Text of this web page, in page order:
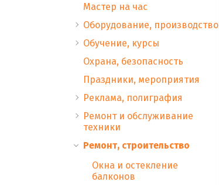
Мастер на час
Оборудование, производство
Обучение, курсы
Охрана, безопасность
Праздники, мероприятия
Реклама, полиграфия
Ремонт и обслуживание
техники
Ремонт, строительство
Окна и остекление
балконов